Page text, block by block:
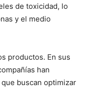
de toxicidad, lo
y el medio
productos. En sus
han
buscan optimizar